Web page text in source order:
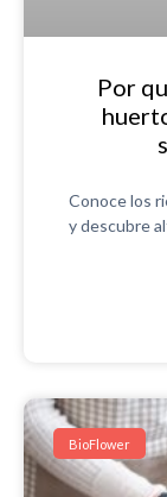
Por
Conoce los
y descubre
BioFlower